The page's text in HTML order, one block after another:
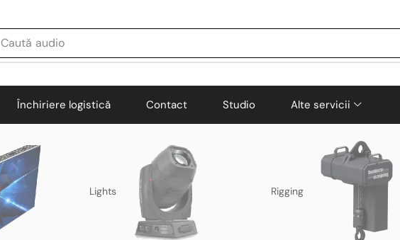
Caută audio
Închiriere logistică Contact Studio Alte servicii
Lights Rigging